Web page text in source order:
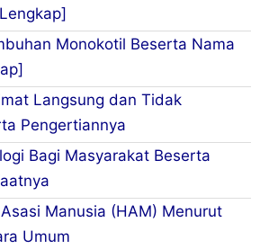
Monokotil Beserta Nama
Langsung dan Tidak
Pengertiannya
Bagi Masyarakat Beserta
Manusia (HAM) Menurut
Umum